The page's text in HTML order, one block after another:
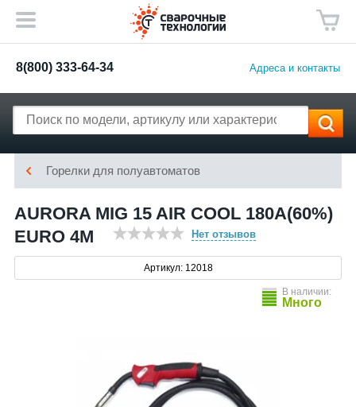
8(800) 333-64-34 Адреса и контакты
Горелки для полуавтоматов
AURORA MIG 15 AIR COOL 180A(60%)
EURO 4M
Нет отзывов
Артикул: 12018
В наличии:
Много